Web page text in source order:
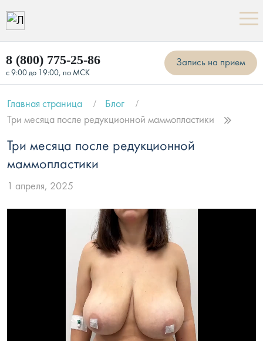
8 (800) 775-25-86
с 9:00 до 19:00, по МСК
Запись на прием
Главная страница
Блог
Три месяца после редукционной маммопластики
Три месяца после редукционной
маммопластики
1 апреля, 2025